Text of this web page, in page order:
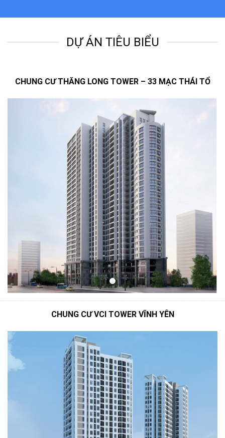
DỰ ÁN TIÊU BIỂU
CHUNG CƯ THĂNG LONG TOWER – 33 MẠC THÁI TỔ
CHUNG CƯ VCI TOWER VĨNH YÊN